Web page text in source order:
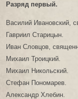
Разряд первый.
Василий Ивановский,
Гавриил Старицын.
Иван Словцов,
Михаил Троицкий.
Михаил Никольский.
Стефан Пономарев.
Александр Хлебин.